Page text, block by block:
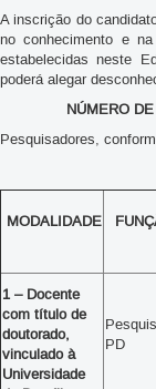
A inscrição do
no conhecimento e
estabelecidas neste
poderá alegar
NÚMERO
Pesquisadores,
MODALIDADE
1 – Docente
com título de
doutorado,
vinculado à
Universidade
PD